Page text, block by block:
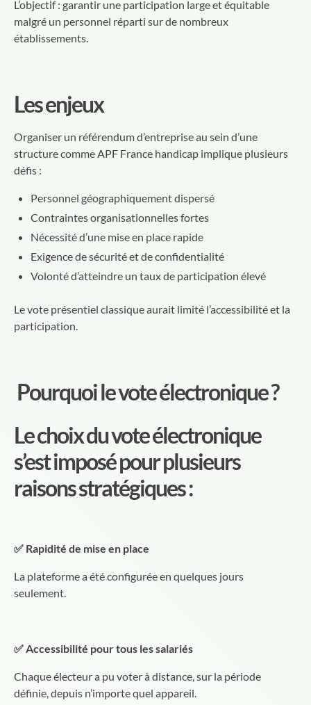
L’objectif : garantir une participation large et équitable
malgré un personnel réparti sur de nombreux
établissements.
Les enjeux
Organiser un référendum d’entreprise au sein d’une
structure comme APF France handicap implique plusieurs
défis :
Personnel géographiquement dispersé
Contraintes organisationnelles fortes
Nécessité d’une mise en place rapide
Exigence de sécurité et de confidentialité
Volonté d’atteindre un taux de participation élevé
Le vote présentiel classique aurait limité l’accessibilité et la
participation.
Pourquoi le vote électronique ?
Le choix duvote électronique
s’est imposé pour plusieurs
raisons stratégiques :
✅ Rapidité de mise en place
La plateforme a été configurée en quelques jours
seulement.
✅ Accessibilité pour tous les salariés
Chaque électeur a pu voter à distance, sur la période
définie, depuis n’importe quel appareil.